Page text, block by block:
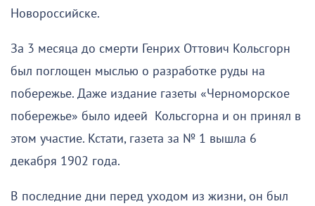
Новороссийске.
За 3 месяца до смерти Генрих Оттович Кольсгорн
был поглощен мыслью о разработке руды на
побережье. Даже издание газеты «Черноморское
побережье» было идеей Кольсгорна и он принял в
этом участие. Кстати, газета за № 1 вышла 6
декабря 1902 года.
В последние дни перед уходом из жизни, он был